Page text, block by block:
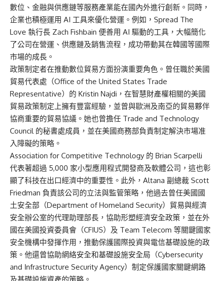
數位、金融與供應鏈等服務產業能在國內外進行創新。同時，
企業也積極運用 AI 工具來優化營運。例如，Spread The
Love 執行長 Zach Fishbain 便善用 AI 驅動的工具，大幅簡化
了公司在營運、供應鏈及銷售流程，成功帶動其在韓國等國際
市場的成長。
政策制定者在推動數位貿易方面扮演重要角色。曾任職於美國
貿易代表處（Office of the United States Trade
Representative）的 Kristin Najdi，在智慧財產權相關的美國
貿易政策制定上擁有豐富經驗，並曾與歐洲及南亞的貿易夥伴
協商重要的貿易協議。她也曾擔任 Trade and Technology
Council 的秘書處成員，並在美國商務部負責制定解決市場准
入障礙的策略。
Association for Competitive Technology 的 Brian Scarpelli
代表著超過 5,000 家小型應用程式開發商及軟體公司，這也彰
顯了科技在出口經濟中的重要性。此外，Altana 副總裁 Scott
Friedman 負責該公司的立法與監管策略，他過去曾任美國國
土安全部（Department of Homeland Security）貿易與經濟
安全辦公室的代理助理部長，協助形塑經濟安全政策，並在外
國在美國投資委員會（CFIUS）及 Team Telecom 等關鍵國家
安全機構中發揮作用，推動保護國際投資與電信基礎設施的政
策。他還曾協助網絡安全和基礎設施安全局（Cybersecurity
and Infrastructure Security Agency）制定保護國家關鍵網路